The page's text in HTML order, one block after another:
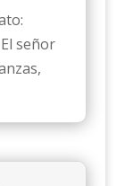
señor